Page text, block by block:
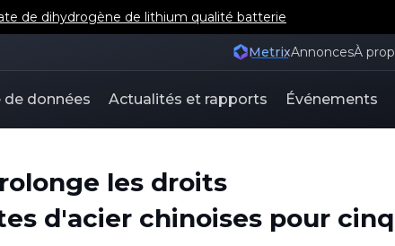
de dihydrogène de lithium qualité batterie
MetrixAnnoncesÀ
de données Actualités et rapports Événements
les droits
d'acier chinoises pour cinq